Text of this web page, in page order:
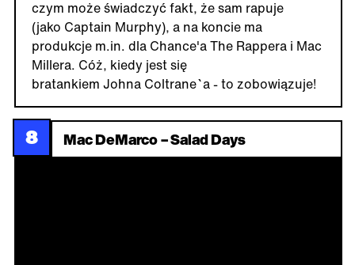
czym może świadczyć fakt, że sam rapuje
(jako Captain Murphy), a na koncie ma
produkcje m.in. dla Chance'a The Rappera i Mac
Millera. Cóż, kiedy jest się
bratankiem Johna Coltrane`a - to zobowiązuje!
8 Mac DeMarco – Salad Days